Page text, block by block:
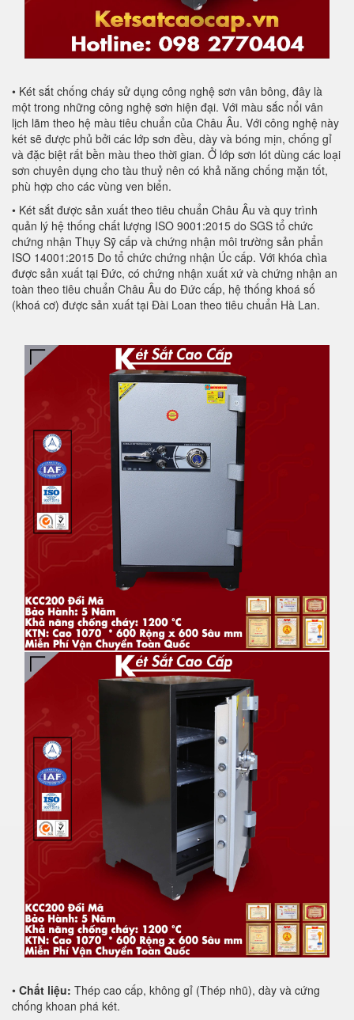
• Két sắt chống cháy sử dụng công nghệ sơn vân bông, đây là
một trong những công nghệ sơn hiện đại. Với màu sắc nổi vân
lịch lãm theo hệ màu tiêu chuẩn của Châu Âu. Với công nghệ này
két sẽ được phủ bởi các lớp sơn đều, dày và bóng mịn, chống gỉ
và đặc biệt rất bền màu theo thời gian. Ở lớp sơn lót dùng các loại
sơn chuyên dụng cho tàu thuỷ nên có khả năng chống mặn tốt,
phù hợp cho các vùng ven biển.
• Két sắt được sản xuất theo tiêu chuẩn Châu Âu và quy trình
quản lý hệ thống chất lượng ISO 9001:2015 do SGS tổ chức
chứng nhận Thụy Sỹ cấp và chứng nhận môi trường sản phẩn
ISO 14001:2015 Do tổ chức chứng nhận Úc cấp. Với khóa chìa
được sản xuất tại Đức, có chứng nhận xuất xứ và chứng nhận an
toàn theo tiêu chuẩn Châu Âu do Đức cấp, hệ thống khoá số
(khoá cơ) được sản xuất tại Đài Loan theo tiêu chuẩn Hà Lan.
• Chất liệu: Thép cao cấp, không gỉ (Thép nhũ), dày và cứng
chống khoan phá két.